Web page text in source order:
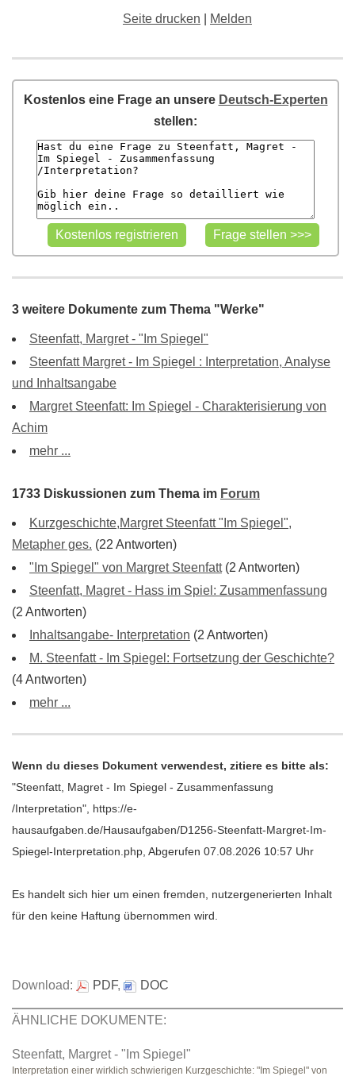
Seite drucken Melden
Kostenlos eine Frage an unsere Deutsch-Experten
stellen:
3 weitere Dokumente zum Thema "Werke"
Steenfatt, Margret - "Im Spiegel"
Steenfatt Margret - Im Spiegel : Interpretation, Analyse
und Inhaltsangabe
Margret Steenfatt: Im Spiegel - Charakterisierung von
Achim
mehr ...
1733 Diskussionen zum Thema im Forum
Kurzgeschichte,Margret Steenfatt "Im Spiegel",
Metapher ges. (22 Antworten)
"Im Spiegel" von Margret Steenfatt(2 Antworten)
Steenfatt, Magret - Hass im Spiel: Zusammenfassung
(2 Antworten)
Inhaltsangabe- Interpretation (2 Antworten)
M. Steenfatt - Im Spiegel: Fortsetzung der Geschichte?
(4 Antworten)
mehr ...
Wenn du dieses Dokument verwendest, zitiere es bitte als:
"Steenfatt, Magret - Im Spiegel - Zusammenfassung
/Interpretation", https://e-
hausaufgaben.de/Hausaufgaben/D1256-Steenfatt-Margret-Im-
Spiegel-Interpretation.php, Abgerufen 07.08.2026 10:57 Uhr
Es handelt sich hier um einen fremden, nutzergenerierten Inhalt
für den keine Haftung übernommen wird.
Download: PDF, DOC
ÄHNLICHE DOKUMENTE:
Steenfatt, Margret - "Im Spiegel"
Interpretation einer wirklich schwierigen Kurzgeschichte: "Im Spiegel" von